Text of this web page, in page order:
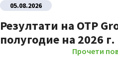
05.08.2026
Резултати на OTP
полугодие на 2026 г.
Прочети